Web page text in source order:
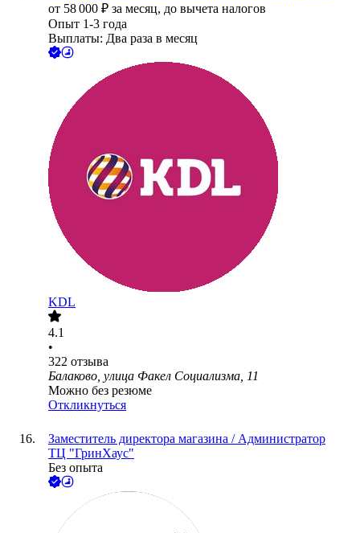
от 58 000 ₽ за месяц, до вычета налогов
Опыт 1-3 года
Выплаты: Два раза в месяц
KDL
4.1
•
322 отзыва
Балаково, улица Факел Социализма, 11
Можно без резюме
Откликнуться
Заместитель директора магазина / Администратор
ТЦ "ГринХаус"
Без опыта